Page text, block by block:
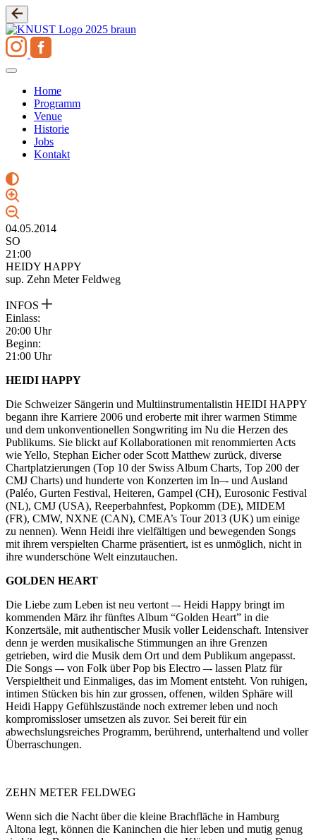
Zum
Inhalt
springen
Home
Programm
Venue
Historie
Jobs
Kontakt
04.05.2014
SO
21:00
HEIDY HAPPY
sup. Zehn Meter Feldweg
INFOS
Einlass:
20:00 Uhr
Beginn:
21:00 Uhr
HEIDI HAPPY
Die Schweizer Sängerin und Multiinstrumentalistin HEIDI HAPPY
begann ihre Karriere 2006 und eroberte mit ihrer warmen Stimme
und dem unkonventionellen Songwriting im Nu die Herzen des
Publikums. Sie blickt auf Kollaborationen mit renommierten Acts
wie Yello, Stephan Eicher oder Scott Matthew zurück, diverse
Chartplatzierungen (Top 10 der Swiss Album Charts, Top 200 der
CMJ Charts) und hunderte von Konzerten im In–‐ und Ausland
(Paléo, Gurten Festival, Heiteren, Gampel (CH), Eurosonic Festival
(NL), CMJ (USA), Reeperbahnfest, Popkomm (DE), MIDEM
(FR), CMW, NXNE (CAN), CMEA’s Tour 2013 (UK) um einige
zu nennen). Wenn Heidi ihre vielfältigen und bewegenden Songs
mit ihrem verspielten Charme präsentiert, ist es unmöglich, nicht in
ihre wunderschöne Welt einzutauchen.
GOLDEN HEART
Die Liebe zum Leben ist neu vertont –‐ Heidi Happy bringt im
kommenden März ihr fünftes Album “Golden Heart” in die
Konzertsäle, mit authentischer Musik voller Leidenschaft. Intensiver
denn je werden musikalische Stimmungen an ihre Grenzen
getrieben, wird die Musik dem Ort und dem Publikum angepasst.
Die Songs –‐ von Folk über Pop bis Electro –‐ lassen Platz für
Verspieltheit und Einmaliges, das im Moment entsteht. Von ruhigen,
intimen Stücken bis hin zur grossen, offenen, wilden Sphäre will
Heidi Happy Gefühlszustände noch extremer leben und noch
kompromissloser umsetzen als zuvor. Sei bereit für ein
abwechslungsreiches Programm, berührend, unterhaltend und voller
Überraschungen.
ZEHN METER FELDWEG
Wenn sich die Nacht über die kleine Brachfläche in Hamburg
Altona legt, können die Kaninchen die hier leben und mutig genug